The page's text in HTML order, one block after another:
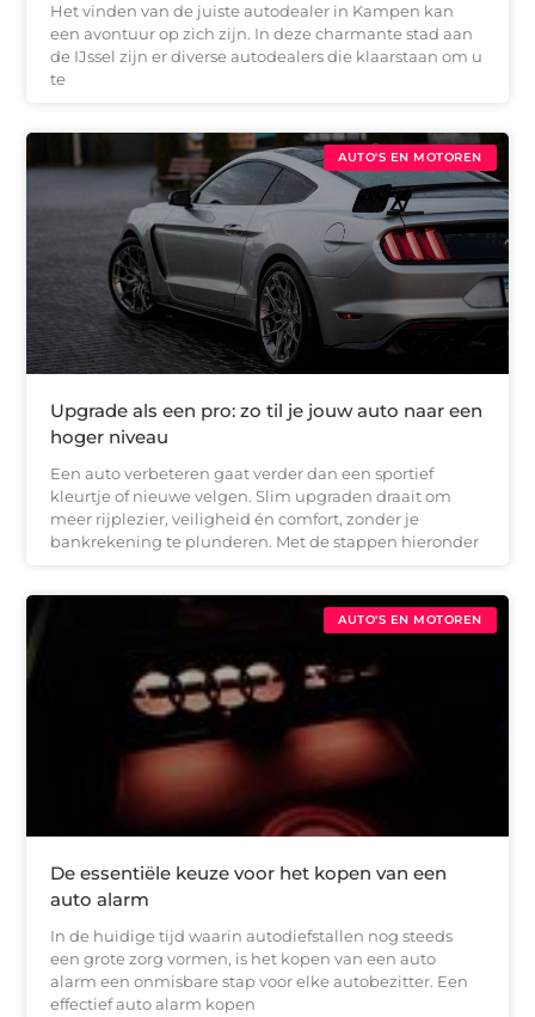
Het vinden van de juiste autodealer in Kampen kan
een avontuur op zich zijn. In deze charmante stad aan
de IJssel zijn er diverse autodealers die klaarstaan om u
te
AUTO'S EN MOTOREN
Upgrade als een pro: zo til je jouw auto naar een
hoger niveau
Een auto verbeteren gaat verder dan een sportief
kleurtje of nieuwe velgen. Slim upgraden draait om
meer rijplezier, veiligheid én comfort, zonder je
bankrekening te plunderen. Met de stappen hieronder
AUTO'S EN MOTOREN
De essentiële keuze voor het kopen van een
auto alarm
In de huidige tijd waarin autodiefstallen nog steeds
een grote zorg vormen, is het kopen van een auto
alarm een onmisbare stap voor elke autobezitter. Een
effectief auto alarm kopen